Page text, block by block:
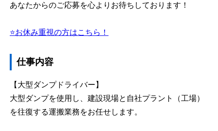
あなたからのご応募を心よりお待ちしております！
⭐お休み重視の方はこちら！
仕事内容
【大型ダンプドライバー】
大型ダンプを使用し、建設現場と自社プラント（工場）
を往復する運搬業務をお任せします。